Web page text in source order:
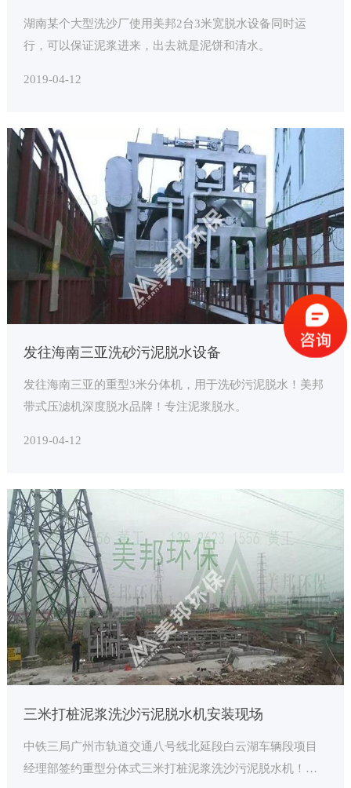
湖南某个大型洗沙厂使用美邦2台3米宽脱水设备同时运
行，可以保证泥浆进来，出去就是泥饼和清水。
2019-04-12
发往海南三亚洗砂污泥脱水设备
发往海南三亚的重型3米分体机，用于洗砂污泥脱水！美邦
带式压滤机深度脱水品牌！专注泥浆脱水。
2019-04-12
三米打桩泥浆洗沙污泥脱水机安装现场
中铁三局广州市轨道交通八号线北延段白云湖车辆段项目
经理部签约重型分体式三米打桩泥浆洗沙污泥脱水机！感